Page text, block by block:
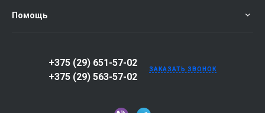
Помощь
+375 (29) 651-57-02
+375 (29) 563-57-02
ЗАКАЗАТЬ ЗВОНОК